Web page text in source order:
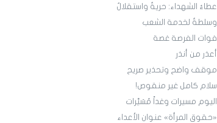
عطاءُ الشهداء: حريةٌ واستقلالٌ
وسلطةٌ لخدمة الشعب
فوات الفرصة غصة
أعذر من أنذر
موقف واضح وتحذير صريح
سلام كامل غير منقوص!
اليوم مسيرات وغداً مُسَيَّرات
«حقوق المرأة» عنوان الأعداء